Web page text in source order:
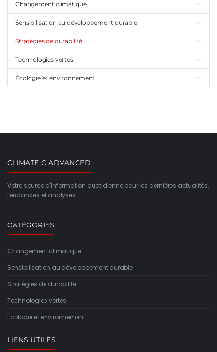
Changement climatique
Sensibilisation au développement durable
Stratégies de durabilité
Technologies vertes
Écologie et environnement
CLIMATE C ADVANCED
Votre source d'information quotidienne pour les dernières actualités,
tendances et analyses.
CATÉGORIES
Changement climatique
Sensibilisation au développement durable
Stratégies de durabilité
Technologies vertes
Écologie et environnement
LIENS UTILES